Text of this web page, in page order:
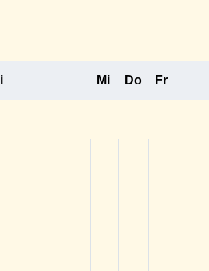
Mi Do Fr